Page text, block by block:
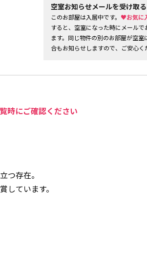
空室お知らせメールを受け取る
このお部屋は入居中です。 ♥お気に
すると、空室になった時にメールで
ます。同じ物件の別のお部屋が空室
合もお知らせしますので、ご安心く
時にご確認ください
つ存在。
しています。